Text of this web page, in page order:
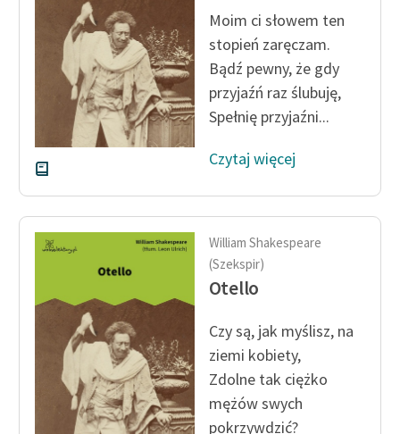
Deklaracja dostępności
Moim ci słowem ten
stopień zaręczam.
Bądź pewny, że gdy
przyjaźń raz ślubuję,
Spełnię przyjaźni...
Czytaj więcej
William Shakespeare
(Szekspir)
Otello
Czy są, jak myślisz, na
ziemi kobiety,
Zdolne tak ciężko
mężów swych
pokrzywdzić?